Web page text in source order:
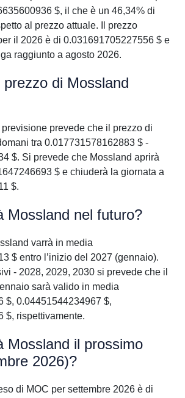
$, il che è un 46,34% di
al prezzo attuale. Il prezzo
il 2026 è di 0.031691705227556 $ e
raggiunto a agosto 2026.
di Mossland
previsione prevede che il prezzo di
tra 0.017731578162883 $ -
$. Si prevede che Mossland aprirà
$ e chiuderà la giornata a
$.
Mossland nel futuro?
varrà in media
$ entro l’inizio del 2027 (gennaio).
- 2028, 2029, 2030 si prevede che il
sarà valido in media
$, 0.04451544234967 $,
$, rispettivamente.
Mossland il prossimo
2026)?
di MOC per settembre 2026 è di